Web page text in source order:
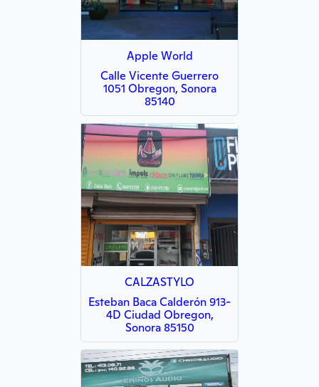
Apple World
Calle Vicente Guerrero
1051 Obregon, Sonora
85140
CALZASTYLO
Esteban Baca Calderón 913-
4D Ciudad Obregon,
Sonora 85150